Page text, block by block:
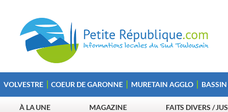
VOLVESTRE COEUR DE GARONNE MURETAIN AGGLO
À LA UNE MAGAZINE FAITS DIVERS /